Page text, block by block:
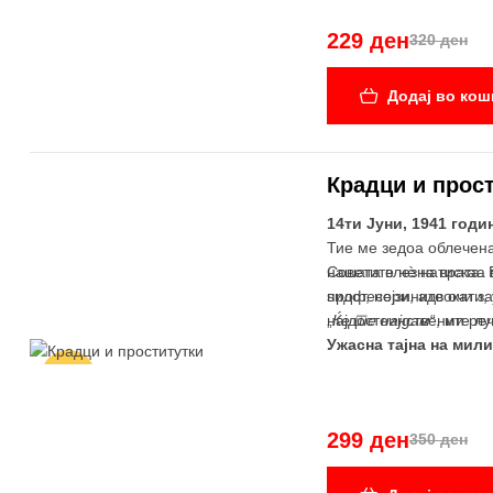
320 ден
229 ден
Додај во
Крадци и
14ти Јуни, 1941
Тие ме зедоа
нашата влезна врата.
ѕидот, нејзините очи
Советите нѐ
професори, адвокати,
најдостоинствените
„Ќе те најдам“, ми
Ужасна тајна на
350 ден
299 ден